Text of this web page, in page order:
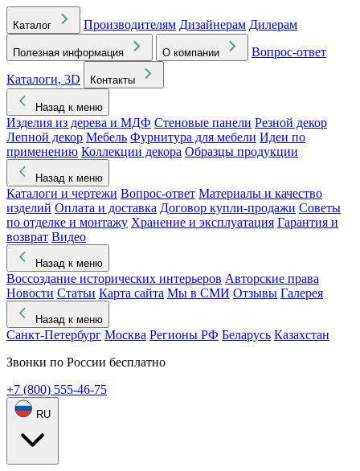
Каталог Производителям Дизайнерам Дилерам
Полезная информация О компании
Вопрос-ответ
Каталоги, 3D
Контакты
Назад к меню
Изделия из дерева и МДФ Стеновые панели Резной декор
Лепной декор Мебель Фурнитура для мебели Идеи по
применению Коллекции декора Образцы продукции
Назад к меню
Каталоги и чертежи Вопрос-ответ Материалы и качество
изделий Оплата и доставка Договор купли-продажи Советы
по отделке и монтажу Хранение и эксплуатация Гарантия и
возврат Видео
Назад к меню
Воссоздание исторических интерьеров Авторские права
Новости Статьи Карта сайта Мы в СМИ Отзывы Галерея
Назад к меню
Санкт-Петербург Москва Регионы РФ Беларусь Казахстан
Звонки по России бесплатно
+7 (800) 555-46-75
RU